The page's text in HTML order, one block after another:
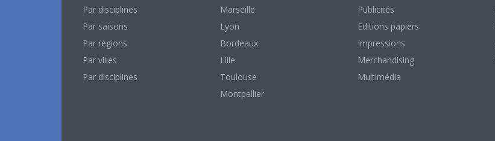
Par disciplines
Par saisons
Par régions
Par villes
Par disciplines
Marseille
Lyon
Bordeaux
Lille
Toulouse
Montpellier
Publicités
Editions papiers
Impressions
Merchandising
Multimédia